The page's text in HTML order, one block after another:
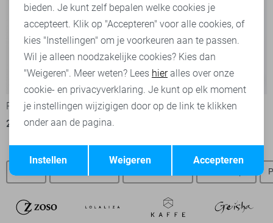
-20%
Pieces T-shirt
21,60 26,99
Blush
Regular waist
Only Jeans
Terug Opslaan
bieden. Je kunt zelf bepalen welke cookies je
accepteert. Klik op "Accepteren" voor alle cookies, of
kies "Instellingen" om je voorkeuren aan te passen.
Wil je alleen noodzakelijke cookies? Kies dan
"Weigeren". Meer weten? Lees hieralles over onze
cookie- en privacyverklaring. Je kunt op elk moment
je instellingen wijzigigen door op de link te klikken
onder aan de pagina.
Accepteren
Weigeren
Instellen